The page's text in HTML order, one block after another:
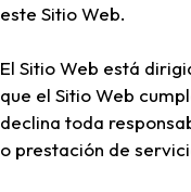
este Sitio Web.
El Sitio Web está
que el Sitio Web
declina toda
o prestación de